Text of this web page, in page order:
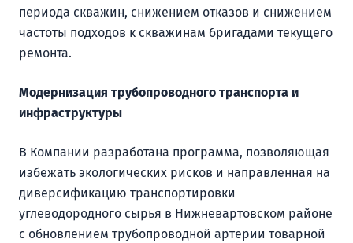
периода скважин, снижением отказов и снижением
частоты подходов к скважинам бригадами текущего
ремонта.
Модернизация трубопроводного транспорта и
инфраструктуры
В Компании разработана программа, позволяющая
избежать экологических рисков и направленная на
диверсификацию транспортировки
углеводородного сырья в Нижневартовском районе
с обновлением трубопроводной артерии товарной